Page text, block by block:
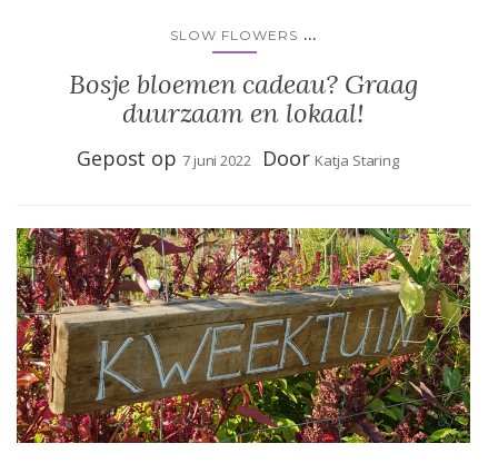
SLOW FLOWERS ...
Bosje bloemen cadeau? Graag
duurzaam en lokaal!
Gepost op 7 juni 2022 Door Katja Staring